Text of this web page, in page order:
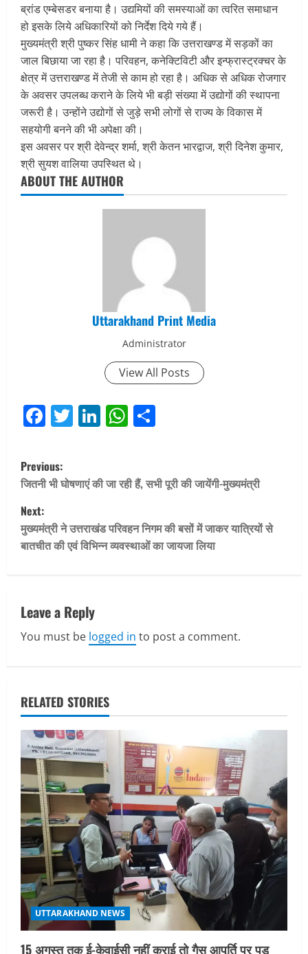
ब्रांड एम्बेसडर बनाया है। उद्यमियों की समस्याओं का त्वरित समाधान
हो इसके लिये अधिकारियों को निर्देश दिये गये हैं।
मुख्यमंत्री श्री पुष्कर सिंह धामी ने कहा कि उत्तराखण्ड में सड़कों का
जाल बिछाया जा रहा है। परिवहन, कनेक्टिविटी और इन्फ्रास्ट्रक्चर के
क्षेत्र में उत्तराखण्ड में तेजी से काम हो रहा है। अधिक से अधिक रोजगार
के अवसर उपलब्ध कराने के लिये भी बड़ी संख्या में उद्योगों की स्थापना
जरूरी है। उन्होंने उद्योगों से जुड़े सभी लोगों से राज्य के विकास में
सहयोगी बनने की भी अपेक्षा की।
इस अवसर पर श्री देवेन्द्र शर्मा, श्री केतन भारद्वाज, श्री दिनेश कुमार,
श्री सुयश वालिया उपस्थित थे।
ABOUT THE AUTHOR
Uttarakhand Print Media
Administrator
View All Posts
Facebook
Twitter
LinkedIn
WhatsApp
P
o
s
t
a
v
g
a
t
i
o
n
Previous:
जितनी भी घोषणाएं की जा रही हैं, सभी पूरी की जायेंगी-मुख्यमंत्री
Next:
मुख्यमंत्री ने उत्तराखंड परिवहन निगम की बसों में जाकर यात्रियों से
बातचीत की एवं विभिन्न व्यवस्थाओं का जायजा लिया
Leave a Reply
You must be logged in to post a comment.
RELATED STORIES
UTTARAKHAND NEWS
15 अगस्त तक ई-केवाईसी नहीं कराई तो गैस आपूर्ति पर पड़